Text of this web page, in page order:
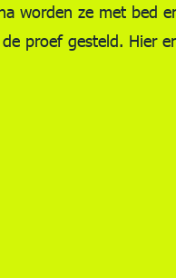
worden ze met bed
proef gesteld. Hier